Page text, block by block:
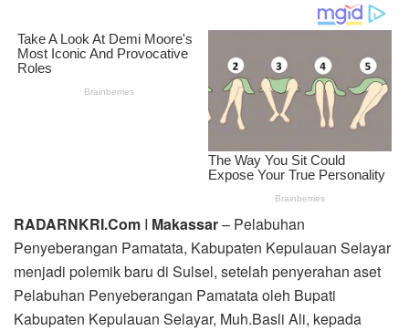
RADARNKRI.Com I Makassar– Pelabuhan
Penyeberangan Pamatata, Kabupaten Kepulauan Selayar
menjadi polemik baru di Sulsel, setelah penyerahan aset
Pelabuhan Penyeberangan Pamatata oleh Bupati
Kabupaten Kepulauan Selayar, Muh.Basli Ali, kepada